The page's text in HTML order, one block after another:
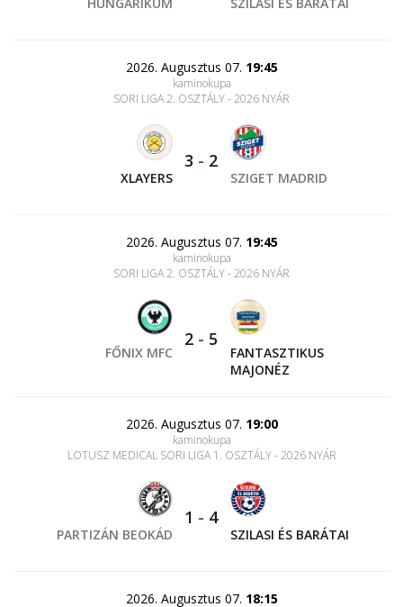
2026. Augusztus 07. 19:45
kaminokupa
SORI LIGA 2. OSZTÁLY - 2026 NYÁR
XLAYERS
3 - 2
SZIGET MADRID
2026. Augusztus 07. 19:45
kaminokupa
SORI LIGA 2. OSZTÁLY - 2026 NYÁR
FŐNIX MFC
2 - 5
FANTASZTIKUS
MAJONÉZ
2026. Augusztus 07. 19:00
kaminokupa
LOTUSZ MEDICAL SORI LIGA 1. OSZTÁLY - 2026 NYÁR
PARTIZÁN BEOKÁD
1 - 4
SZILASI ÉS BARÁTAI
2026. Augusztus 07. 18:15